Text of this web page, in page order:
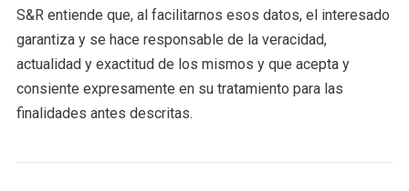
S&R entiende que, al facilitarnos esos datos, el interesado
garantiza y se hace responsable de la veracidad,
actualidad y exactitud de los mismos y que acepta y
consiente expresamente en su tratamiento para las
finalidades antes descritas.